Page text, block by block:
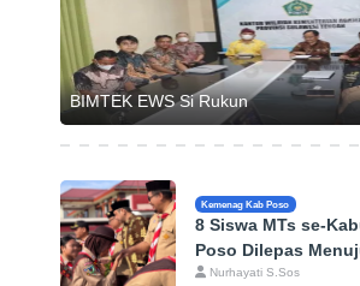
BIMTEK EWS Si Rukun
Kemenag Kab Poso
8 Siswa MTs se-
Poso Dilepas
Nurhayati S.Sos